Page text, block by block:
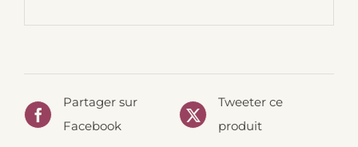
Partager sur
Facebook
Tweeter ce
produit